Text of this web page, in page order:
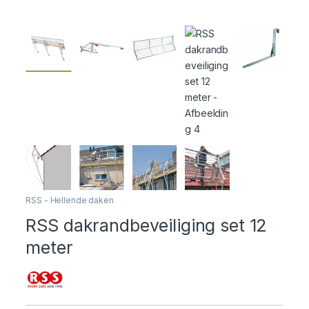
RSS - Hellende daken
RSS dakrandbeveiliging set 12
meter